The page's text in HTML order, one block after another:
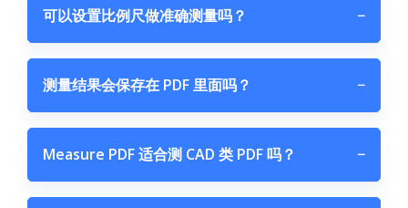
可以设置比例尺做准确测量吗？ −
测量结果会保存在 PDF 里面吗？ −
Measure PDF 适合测 CAD 类 PDF 吗？ −